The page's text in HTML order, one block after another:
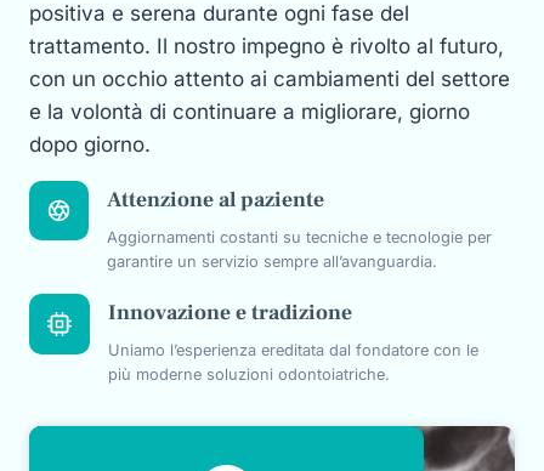
positiva e serena durante ogni fase del
trattamento. Il nostro impegno è rivolto al futuro,
con un occhio attento ai cambiamenti del settore
e la volontà di continuare a migliorare, giorno
dopo giorno.
Attenzione al paziente
Aggiornamenti costanti su tecniche e tecnologie per
garantire un servizio sempre all’avanguardia.
Innovazione e tradizione
Uniamo l’esperienza ereditata dal fondatore con le
più moderne soluzioni odontoiatriche.